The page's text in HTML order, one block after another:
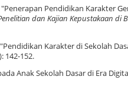
Pendidikan Karakter
dan Kajian Kepustakaan di
Karakter di Sekolah
142-152.
Anak Sekolah Dasar di Era